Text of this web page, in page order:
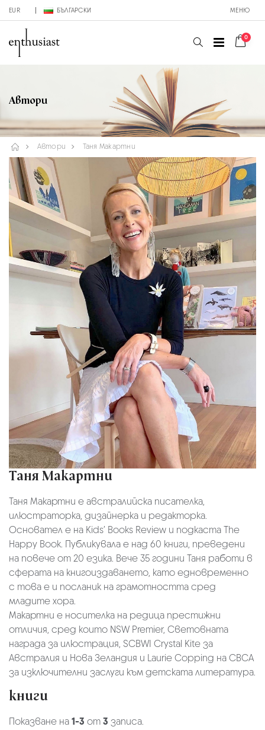
EUR БЪЛГАРСКИ МЕНЮ
0
Автори
Автори Таня Макартни
Таня Макартни
Таня Макартни е австралийска писателка,
илюстраторка, дизайнерка и редакторка.
Основател е на Kids’ Books Review и подкаста The
Happy Book. Публикувала е над 60 книги, преведени
на повече от 20 езика. Вече 35 години Таня работи в
сферата на книгоиздаването, като едновременно
с това е и посланик на грамотността сред
младите хора.
Макартни е носителка на редица престижни
отличия, сред които NSW Premier, Световната
награда за илюстрация, SCBWI Crystal Kite за
Австралия и Нова Зеландия и Laurie Copping на CBCA
за изключителни заслуги към детската литература.
книги
Показване на1-3 от3 записа.